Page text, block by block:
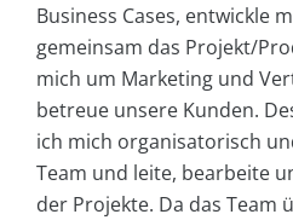
Business Cases, entwickle
gemeinsam das Projekt/
mich um Marketing und
betreue unsere Kunden.
ich mich organisatorisch
Team und leite, bearbeite
der Projekte. Da das Team